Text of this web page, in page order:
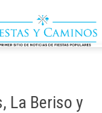
La Beriso y